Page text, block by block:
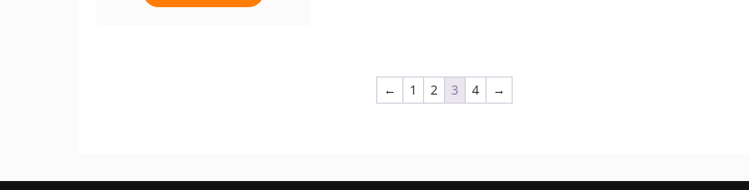
← 1 2 3 4 →